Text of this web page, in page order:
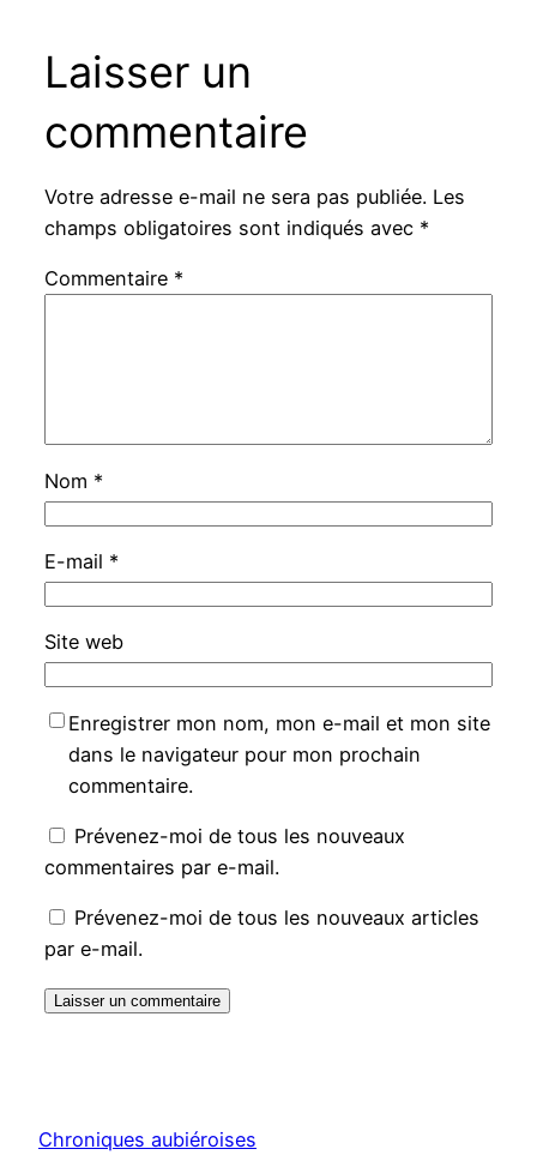
Laisser un
commentaire
Votre adresse e-mail ne sera pas publiée. Les
champs obligatoires sont indiqués avec *
Commentaire *
Nom *
E-mail *
Site web
Enregistrer mon nom, mon e-mail et mon site
dans le navigateur pour mon prochain
commentaire.
Prévenez-moi de tous les nouveaux
commentaires par e-mail.
Prévenez-moi de tous les nouveaux articles
par e-mail.
Chroniques aubiéroises